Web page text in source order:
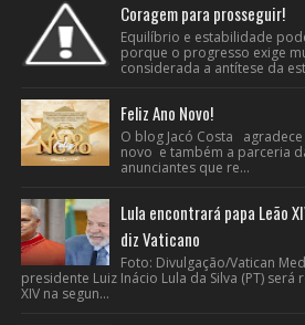
Coragem para prosseguir!
Equilíbrio e estabilidade
porque o progresso exige
considerada a antítese da
Feliz Ano Novo!
O blog Jacó Costa
novo e também a parceria
anunciantes que re...
Lula encontrará papa Leão
diz Vaticano
Foto: Divulgação/Vatican
presidente Luiz Inácio Lula da Silva (PT)
XIV na segun...